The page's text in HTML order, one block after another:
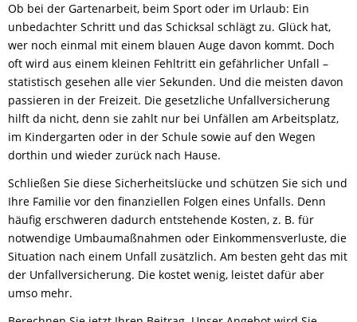
Ob bei der Gartenarbeit, beim Sport oder im Urlaub: Ein
unbedachter Schritt und das Schicksal schlägt zu. Glück hat,
wer noch einmal mit einem blauen Auge davon kommt. Doch
oft wird aus einem kleinen Fehltritt ein gefährlicher Unfall –
statistisch gesehen alle vier Sekunden. Und die meisten davon
passieren in der Freizeit. Die gesetzliche Unfallversicherung
hilft da nicht, denn sie zahlt nur bei Unfällen am Arbeitsplatz,
im Kindergarten oder in der Schule sowie auf den Wegen
dorthin und wieder zurück nach Hause.
Schließen Sie diese Sicherheitslücke und schützen Sie sich und
Ihre Familie vor den finanziellen Folgen eines Unfalls. Denn
häufig erschweren dadurch entstehende Kosten, z. B. für
notwendige Umbaumaßnahmen oder Einkommensverluste, die
Situation nach einem Unfall zusätzlich. Am besten geht das mit
der Unfallversicherung. Die kostet wenig, leistet dafür aber
umso mehr.